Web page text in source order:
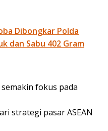
Dibongkar Polda
dan Sabu 402 Gram
fokus pada
strategi pasar ASEAN